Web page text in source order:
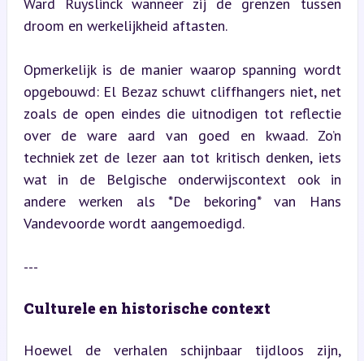
droom en werkelijkheid aftasten.
Opmerkelijk is de manier waarop spanning wordt
opgebouwd: El Bezaz schuwt cliffhangers niet, net
zoals de open eindes die uitnodigen tot reflectie
over de ware aard van goed en kwaad. Zo’n
techniek zet de lezer aan tot kritisch denken, iets
wat in de Belgische onderwijscontext ook in
andere werken als *De bekoring* van Hans
Vandevoorde wordt aangemoedigd.
---
Culturele en historische context
Hoewel de verhalen schijnbaar tijdloos zijn,